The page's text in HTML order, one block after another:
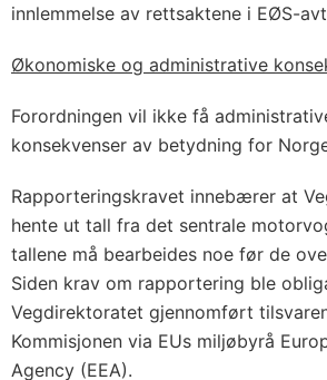
innlemmelse av rettsaktene i EØS-
Økonomiske og administrative
Forordningen vil ikke få
konsekvenser av betydning for
Rapporteringskravet innebærer at
hente ut tall fra det sentrale
tallene må bearbeides noe før de
Siden krav om rapportering ble
Vegdirektoratet gjennomført
Kommisjonen via EUs miljøbyrå
Agency (EEA).